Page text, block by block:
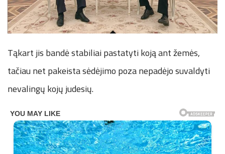
Tąkart jis bandė stabiliai pastatyti koją ant žemės,
tačiau net pakeista sėdėjimo poza nepadėjo suvaldyti
nevalingų kojų judesių.